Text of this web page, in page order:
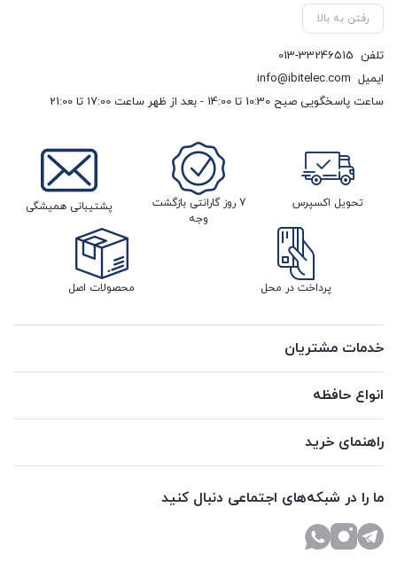
رفتن به بالا
تلفن 013-33246515
ایمیل info@ibitelec.com
ساعت پاسخگویی صبح 10:30 تا 14:00 - بعد از ظهر ساعت 17:00 تا 21:00
تحویل اکسپرس
7 روز گارانتی بازگشت
وجه
پشتیبانی همیشگی
پرداخت در محل محصولات اصل
خدمات مشتریان
انواع حافظه
راهنمای خرید
ما را در شبکه‌های اجتماعی دنبال کنید